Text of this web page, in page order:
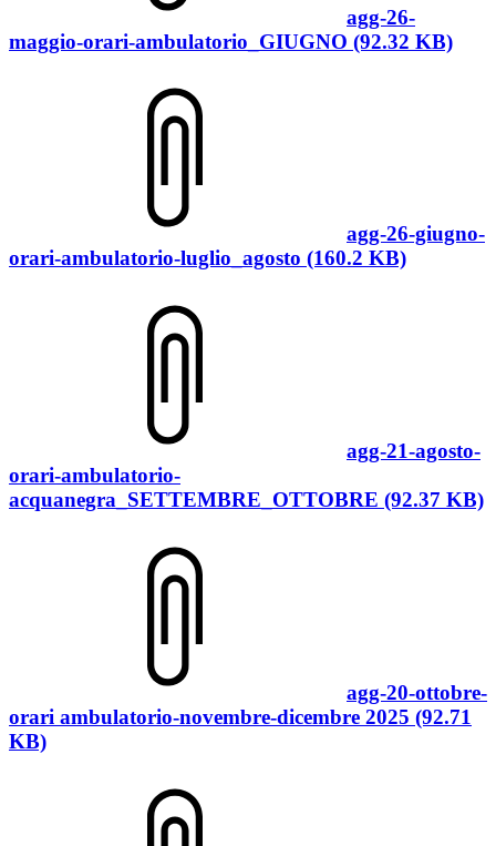
agg-26-
maggio-orari-ambulatorio_GIUGNO (92.32 KB)
agg-26-giugno-
orari-ambulatorio-luglio_agosto (160.2 KB)
agg-21-agosto-
orari-ambulatorio-
acquanegra_SETTEMBRE_OTTOBRE (92.37 KB)
agg-20-ottobre-
orari ambulatorio-novembre-dicembre 2025 (92.71
KB)